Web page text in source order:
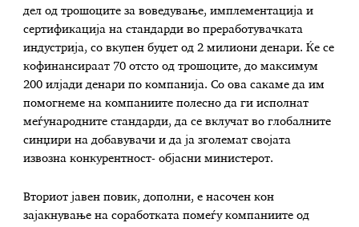
дел од трошоците за воведување, имплементација и
сертификација на стандарди во преработувачката
индустрија, со вкупен буџет од 2 милиони денари. Ќе се
кофинансираат 70 отсто од трошоците, до максимум
200 илјади денари по компанија. Со ова сакаме да им
помогнеме на компаниите полесно да ги исполнат
меѓународните стандарди, да се вклучат во глобалните
синџири на добавувачи и да ја зголемат својата
извозна конкурентност- објасни министерот.
Вториот јавен повик, дополни, е насочен кон
зајакнување на соработката помеѓу компаниите од